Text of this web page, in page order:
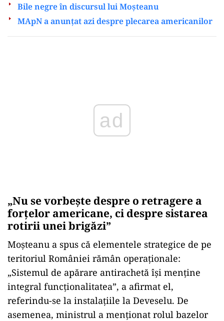
Bile negre în discursul lui Moșteanu
MApN a anunțat azi despre plecarea americanilor
„Nu se vorbește despre o retragere a
forțelor americane, ci despre sistarea
rotirii unei brigăzi”
Moșteanu a spus că elementele strategice de pe
teritoriul României rămân operaționale:
„Sistemul de apărare antirachetă își menține
integral funcționalitatea”, a afirmat el,
referindu-se la instalațiile la Deveselu. De
asemenea, ministrul a menționat rolul bazelor